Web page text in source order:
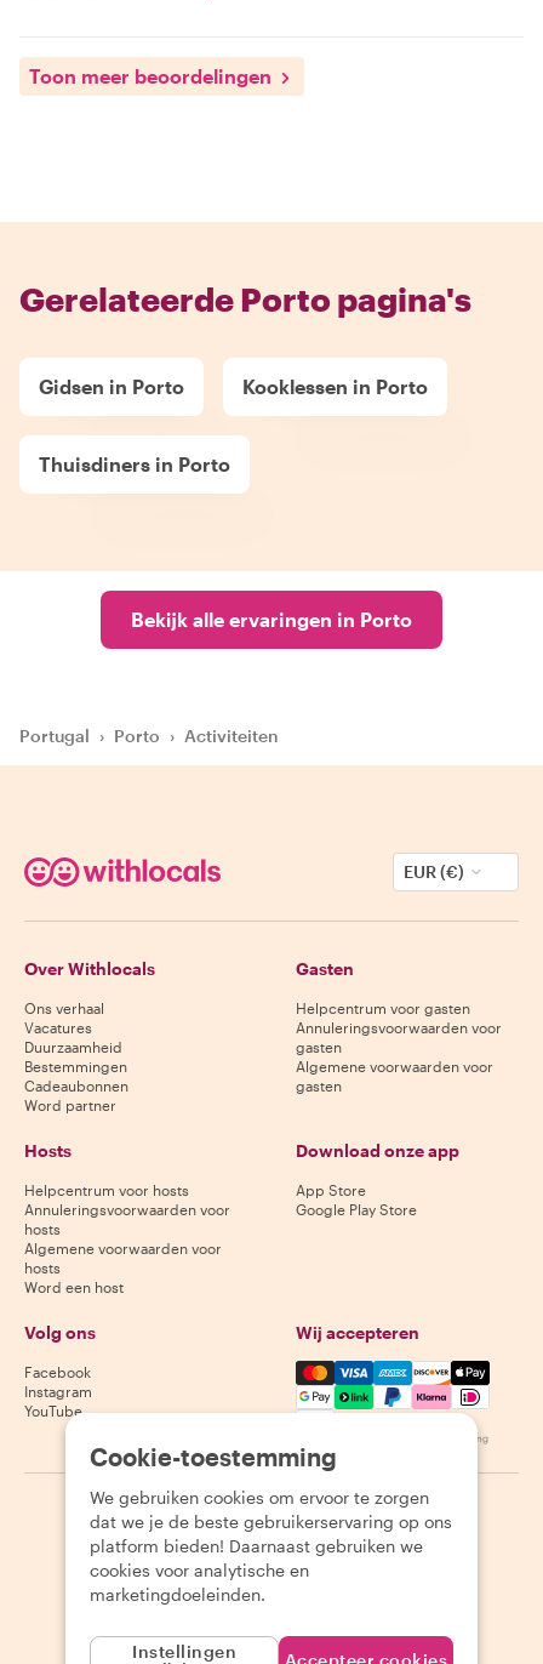
Toon meer beoordelingen
Gerelateerde Porto pagina's
Gidsen in Porto Kooklessen in Porto
Thuisdiners in Porto
Bekijk alle ervaringen in Porto
Portugal › Porto › Activiteiten
EUR (€)
Over Withlocals
Ons verhaal
Vacatures
Duurzaamheid
Bestemmingen
Cadeaubonnen
Word partner
Gasten
Helpcentrum voor gasten
Annuleringsvoorwaarden voor
gasten
Algemene voorwaarden voor
gasten
Hosts
Helpcentrum voor hosts
Annuleringsvoorwaarden voor
hosts
Algemene voorwaarden voor
hosts
Word een host
Download onze app
App Store
Google Play Store
Volg ons
Facebook
Instagram
YouTube
Wij accepteren
Mastercard, Visa, Amex,
Beschikbaarheid varieert per bestemming
2026 Withlocals.com Privacybeleid Cookies
Cookie-toestemming
We gebruiken cookies om ervoor te zorgen
dat we je de beste gebruikerservaring op ons
platform bieden! Daarnaast gebruiken we
cookies voor analytische en
marketingdoeleinden.
Instellingen
Accepteer cookies